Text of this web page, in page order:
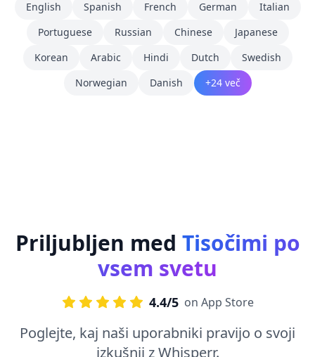
English Spanish French German
Italian
Portuguese
Russian Chinese
Japanese
Korean
Arabic Hindi Dutch
Swedish
Norwegian
Danish +24 več
Priljubljen med Tisočimi po
vsem svetu
4.4/5 on App Store
Poglejte, kaj naši uporabniki pravijo o svoji
izkušnji z Whisperr.